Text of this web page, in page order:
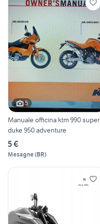
5
Manuale officina ktm 990 super
duke 950 adventure
5 €
Mesagne(BR)